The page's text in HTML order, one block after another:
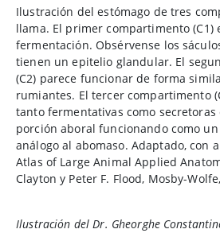
Ilustración del estómago de tres
llama. El primer compartimento (C1)
fermentación. Obsérvense los
tienen un epitelio glandular. El
(C2) parece funcionar de forma
rumiantes. El tercer compartimento
tanto fermentativas como secretoras
porción aboral funcionando como
análogo al abomaso. Adaptado, con
Atlas of Large Animal Applied
Clayton y Peter F. Flood, Mosby-
Ilustración del Dr. Gheorghe